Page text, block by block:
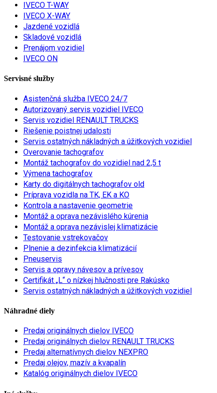
IVECO T-WAY
IVECO X-WAY
Jazdené vozidlá
Skladové vozidlá
Prenájom vozidiel
IVECO ON
Servisné služby
Asistenčná služba IVECO 24/7
Autorizovaný servis vozidiel IVECO
Servis vozidiel RENAULT TRUCKS
Riešenie poistnej udalosti
Servis ostatných nákladných a úžitkových vozidiel
Overovanie tachografov
Montáž tachografov do vozidiel nad 2,5 t
Výmena tachografov
Karty do digitálnych tachografov old
Príprava vozidla na TK, EK a KO
Kontrola a nastavenie geometrie
Montáž a oprava nezávislého kúrenia
Montáž a oprava nezávislej klimatizácie
Testovanie vstrekovačov
Plnenie a dezinfekcia klimatizácií
Pneuservis
Servis a opravy návesov a prívesov
Certifikát „L“ o nízkej hlučnosti pre Rakúsko
Servis ostatných nákladných a úžitkových vozidiel
Náhradné diely
Predaj originálnych dielov IVECO
Predaj originálnych dielov RENAULT TRUCKS
Predaj alternatívnych dielov NEXPRO
Predaj olejov, mazív a kvapalín
Katalóg originálnych dielov IVECO